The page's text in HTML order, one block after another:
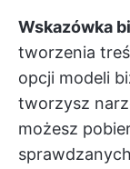
Wskazówka
tworzenia
opcji modeli
tworzysz
możesz